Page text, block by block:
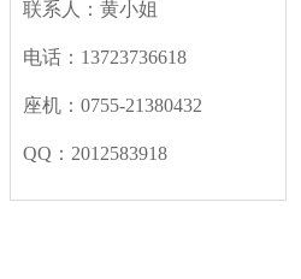
联系人：黄小姐
电话：13723736618
座机：0755-21380432
QQ：2012583918